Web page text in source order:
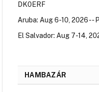
DK0ERF
Aruba: Aug 6-10, 2026 --
El Salvador: Aug 7-14,
HAMBAZÁR